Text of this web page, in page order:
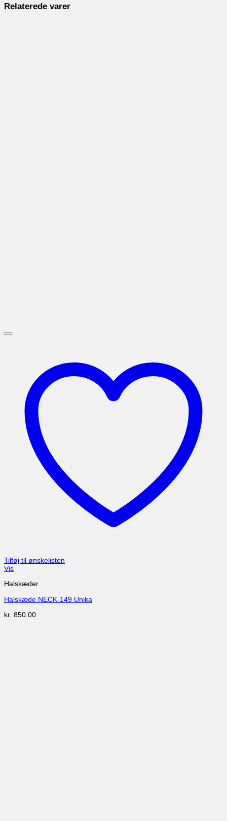
Relaterede varer
Tilføj til ønskelisten
Vis
Halskæder
Halskæde NECK-149 Unika
kr. 850.00